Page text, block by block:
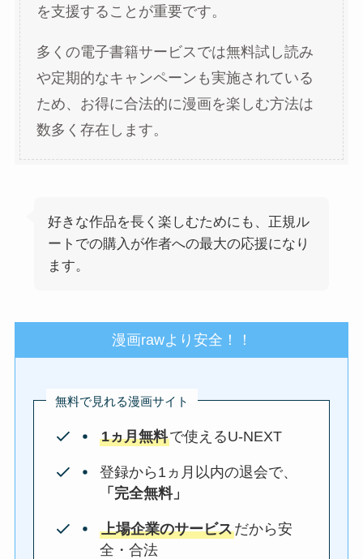
を支援することが重要です。
多くの電子書籍サービスでは無料試し読み
や定期的なキャンペーンも実施されている
ため、お得に合法的に漫画を楽しむ方法は
数多く存在します。
好きな作品を長く楽しむためにも、正規ル
ートでの購入が作者への最大の応援になり
ます。
漫画rawより安全！！
無料で見れる漫画サイト
1ヵ月無料で使えるU-NEXT
登録から1ヵ月以内の退会で、
「完全無料」
上場企業のサービスだから安
全・合法